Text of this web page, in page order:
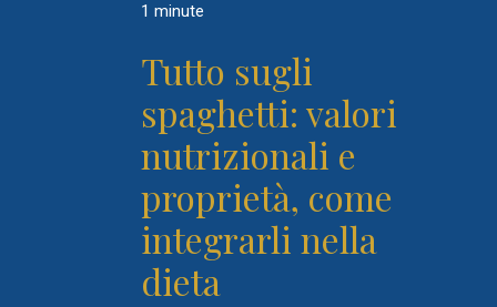
1 minute
Tutto sugli
spaghetti: valori
nutrizionali e
proprietà, come
integrarli nella
dieta